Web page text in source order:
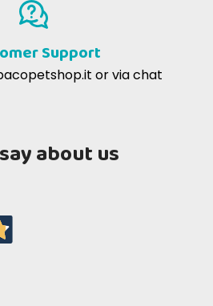
Support
or via chat
about us